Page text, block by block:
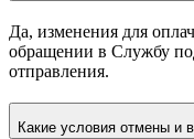
Да, изменения для
обращении в Службу
отправления.
Какие условия отмены и